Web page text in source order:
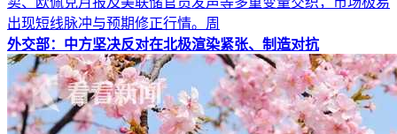
出现短线脉冲与预期修正行情。周
外交部：中方坚决反对在北极渲染紧张、制造对抗